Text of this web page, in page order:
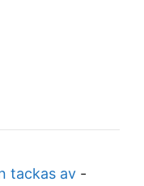
tackas av -